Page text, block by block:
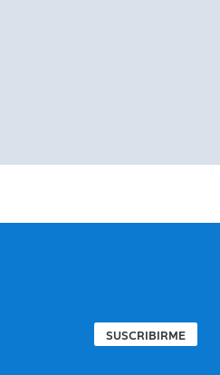
SUSCRIBIRME